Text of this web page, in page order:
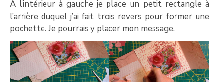
A l’intérieur à gauche je place un petit rectangle à
l’arrière duquel j’ai fait trois revers pour former une
pochette. Je pourrais y placer mon message.